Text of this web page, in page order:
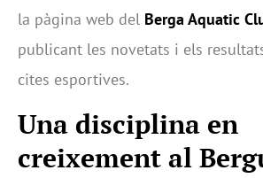
la pàgina web del Berga Aquatic
publicant les novetats i els
cites esportives.
Una disciplina en
creixement al